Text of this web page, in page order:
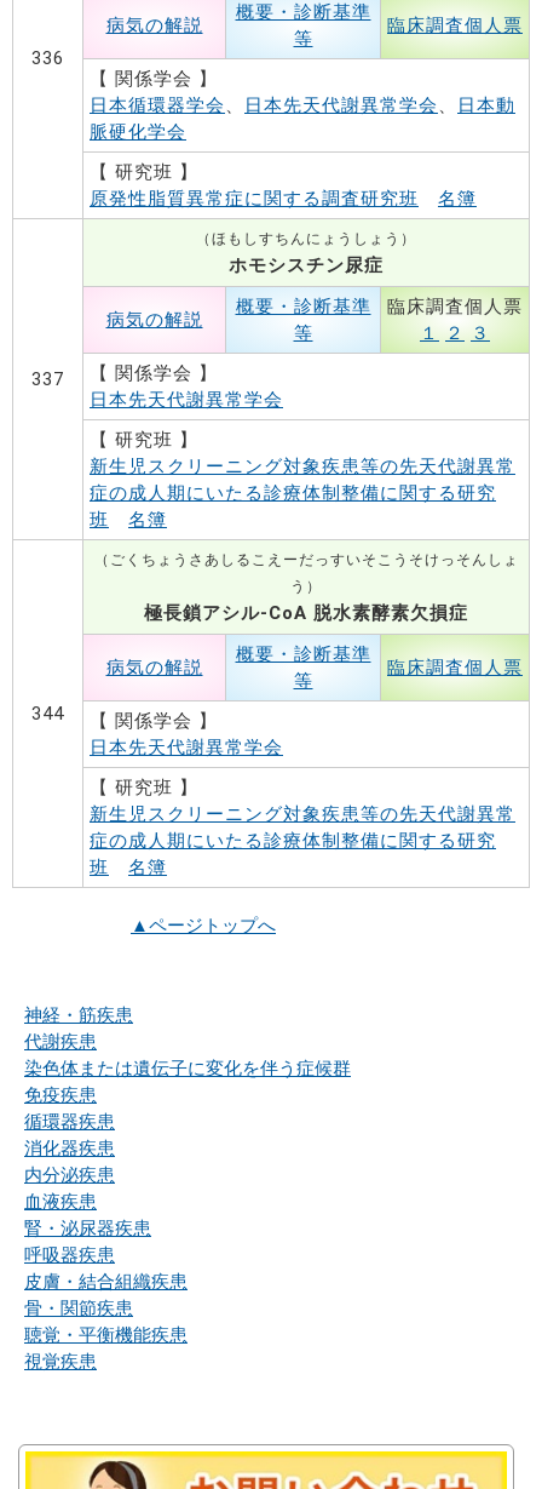
336
病気の解説
概要・診断基準
等
臨床調査個人票
【 関係学会 】
日本循環器学会 、 日本先天代謝異常学会 、
日本動
脈硬化学会
【 研究班 】
原発性脂質異常症に関する調査研究班
名簿
337
（ほもしすちんにょうしょう）
ホモシスチン尿症
病気の解説
概要・診断基準
等
臨床調査個人票
１
２ ３
【 関係学会 】
日本先天代謝異常学会
【 研究班 】
新生児スクリーニング対象疾患等の先天代謝異常
症の成人期にいたる診療体制整備に関する研究
班
名簿
344
（ごくちょうさあしるこえーだっすいそこうそけっそんしょ
う）
極長鎖アシル-CoA 脱水素酵素欠損症
病気の解説
概要・診断基準
等
臨床調査個人票
【 関係学会 】
日本先天代謝異常学会
【 研究班 】
新生児スクリーニング対象疾患等の先天代謝異常
症の成人期にいたる診療体制整備に関する研究
班
名簿
▲ページトップへ
神経・筋疾患
代謝疾患
染色体または遺伝子に変化を伴う症候群
免疫疾患
循環器疾患
消化器疾患
内分泌疾患
血液疾患
腎・泌尿器疾患
呼吸器疾患
皮膚・結合組織疾患
骨・関節疾患
聴覚・平衡機能疾患
視覚疾患